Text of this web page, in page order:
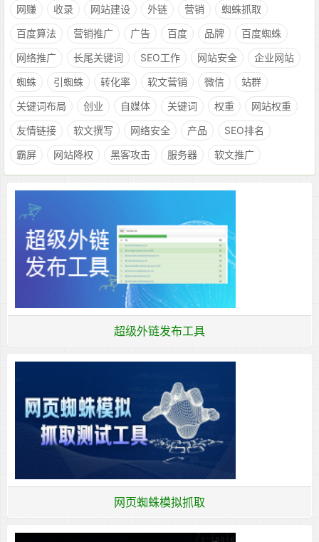
网赚
收录 网站建设 外链 营销
蜘蛛抓取
百度算法
营销推广 广告 百度 品牌
百度蜘蛛
网络推广
长尾关键词 SEO工作 网站安全
企业网站
蜘蛛
引蜘蛛 转化率 软文营销 微信
站群
关键词布局
创业 自媒体 关键词 权重
网站权重
友情链接
软文撰写 网络安全 产品
SEO排名
霸屏
网站降权 黑客攻击 服务器 软文推广
超级外链发布工具
网页蜘蛛模拟抓取